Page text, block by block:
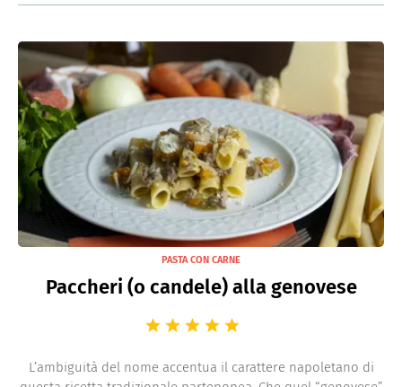
PASTA CON CARNE
Paccheri (o candele) alla genovese
L’ambiguità del nome accentua il carattere napoletano di